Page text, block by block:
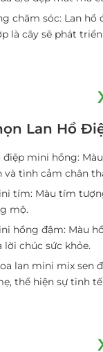
chăm sóc: Lan hồ
là cây sẽ phát
Lan Hồ
điệp mini hồng:
và tình cảm chân
tím: Màu tím
mộ.
hồng đậm: Màu
lời chúc sức khỏe.
lan mini mix sen
thể hiện sự tinh